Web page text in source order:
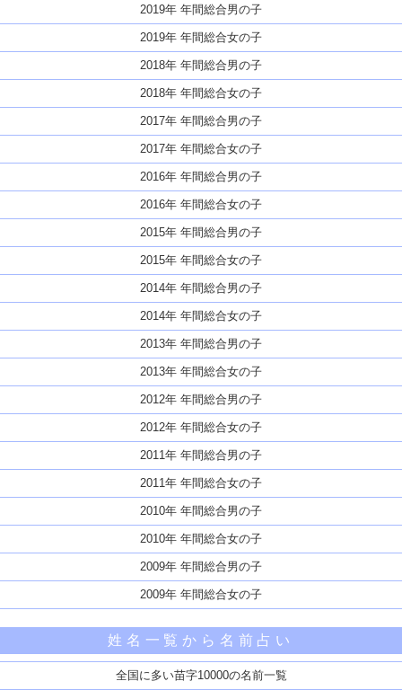
2019年 年間総合男の子
2019年 年間総合女の子
2018年 年間総合男の子
2018年 年間総合女の子
2017年 年間総合男の子
2017年 年間総合女の子
2016年 年間総合男の子
2016年 年間総合女の子
2015年 年間総合男の子
2015年 年間総合女の子
2014年 年間総合男の子
2014年 年間総合女の子
2013年 年間総合男の子
2013年 年間総合女の子
2012年 年間総合男の子
2012年 年間総合女の子
2011年 年間総合男の子
2011年 年間総合女の子
2010年 年間総合男の子
2010年 年間総合女の子
2009年 年間総合男の子
2009年 年間総合女の子
姓名一覧から名前占い
全国に多い苗字10000の名前一覧